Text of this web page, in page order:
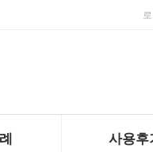
사용후